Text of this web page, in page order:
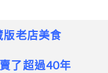
老店美食
了超過40年